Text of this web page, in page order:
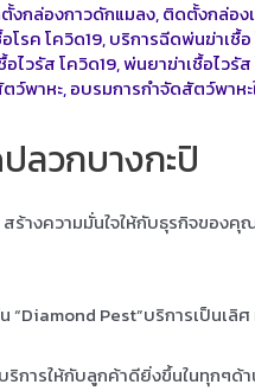
งกล่องกาวดักแมลง,ติดตั้งกล่อ
โรค โควิด19,บริการฉีดพ่นฆ่าเชื้อ
ไวรัส โควิด19,พ่นยาฆ่าเชื้อไวรั
ว์พาหะ,อบรมการกำจัดสัตว์พาหะ
ลวกบางกะปิ
สร้างความมั่นใจให้กับธุรกิจขอ
น “Diamond Pest”บริการเป็น
ริการให้กับลูกค้าดียิ่งขึ้นในทุกๆด้